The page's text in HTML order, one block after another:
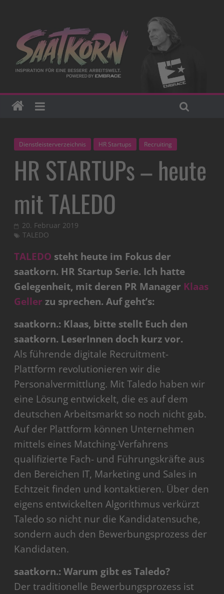
Dienstleisterverzeichnis HR Startups Recruiting
HR STARTUPs – heute
mit TALEDO
20. Februar 2019
TALEDO
TALEDO steht heute im Fokus der
saatkorn. HR Startup Serie. Ich hatte
Gelegenheit, mit deren PR Manager Klaas
Geller zu sprechen. Auf geht’s:
saatkorn.: Klaas, bitte stellt Euch den
saatkorn. LeserInnen doch kurz vor.
Als führende digitale Recruitment-
Plattform revolutionieren wir die
Personalvermittlung. Mit Taledo haben wir
eine Lösung entwickelt, die es auf dem
deutschen Arbeitsmarkt so noch nicht gab.
Auf der Plattform können Unternehmen
mittels eines Matching-Verfahrens
qualifizierte Fach- und Führungskräfte aus
den Bereichen IT, Marketing und Sales in
Echtzeit finden und kontaktieren. Über den
eigens entwickelten Algorithmus verkürzt
Taledo so nicht nur die Kandidatensuche,
sondern auch den Bewerbungsprozess der
Kandidaten.
saatkorn.: Warum gibt es Taledo?
Der traditionelle Bewerbungsprozess ist